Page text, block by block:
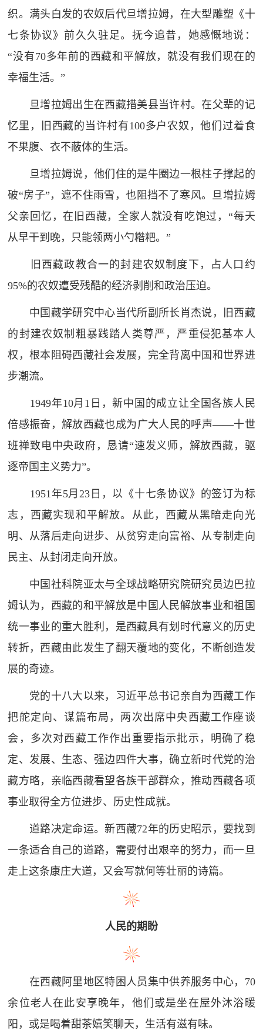
织。满头白发的农奴后代旦增拉姆，在大型雕塑《十
七条协议》前久久驻足。抚今追昔，她感慨地说：
“没有70多年前的西藏和平解放，就没有我们现在的
幸福生活。”
旦增拉姆出生在西藏措美县当许村。在父辈的记
忆里，旧西藏的当许村有100多户农奴，他们过着食
不果腹、衣不蔽体的生活。
旦增拉姆说，他们住的是牛圈边一根柱子撑起的
破“房子”，遮不住雨雪，也阻挡不了寒风。旦增拉姆
父亲回忆，在旧西藏，全家人就没有吃饱过，“每天
从早干到晚，只能领两小勺糌粑。”
旧西藏政教合一的封建农奴制度下，占人口约
95%的农奴遭受残酷的经济剥削和政治压迫。
中国藏学研究中心当代所副所长肖杰说，旧西藏
的封建农奴制粗暴践踏人类尊严，严重侵犯基本人
权，根本阻碍西藏社会发展，完全背离中国和世界进
步潮流。
1949年10月1日，新中国的成立让全国各族人民
倍感振奋，解放西藏也成为广大人民的呼声——十世
班禅致电中央政府，恳请“速发义师，解放西藏，驱
逐帝国主义势力”。
1951年5月23日，以《十七条协议》的签订为标
志，西藏实现和平解放。从此，西藏从黑暗走向光
明、从落后走向进步、从贫穷走向富裕、从专制走向
民主、从封闭走向开放。
中国社科院亚太与全球战略研究院研究员边巴拉
姆认为，西藏的和平解放是中国人民解放事业和祖国
统一事业的重大胜利，是西藏具有划时代意义的历史
转折，西藏由此发生了翻天覆地的变化，不断创造发
展的奇迹。
党的十八大以来，习近平总书记亲自为西藏工作
把舵定向、谋篇布局，两次出席中央西藏工作座谈
会，多次对西藏工作作出重要指示批示，明确了稳
定、发展、生态、强边四件大事，确立新时代党的治
藏方略，亲临西藏看望各族干部群众，推动西藏各项
事业取得全方位进步、历史性成就。
道路决定命运。新西藏72年的历史昭示，要找到
一条适合自己的道路，需要付出艰辛的努力，而一旦
走上这条康庄大道，又会写就何等壮丽的诗篇。
人民的期盼
在西藏阿里地区特困人员集中供养服务中心，70
余位老人在此安享晚年，他们或是坐在屋外沐浴暖
阳，或是喝着甜茶嬉笑聊天，生活有滋有味。